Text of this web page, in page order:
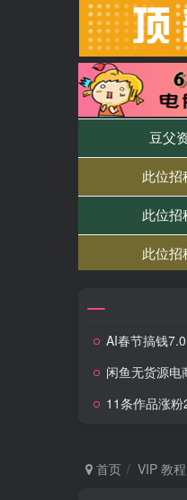
AI春节搞钱7.0升级版，
闲鱼无货源电
11条作品涨粉21W
首页 VIP 教程